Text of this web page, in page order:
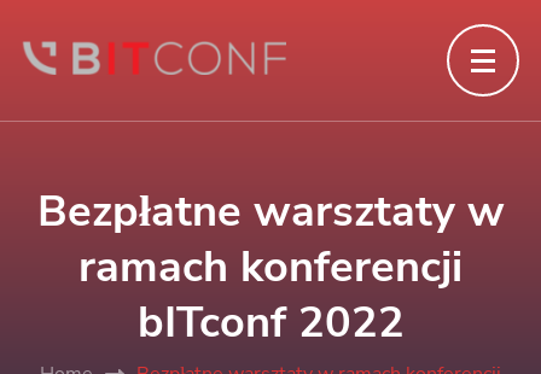
Bezpłatne warsztaty w
ramach konferencji
bITconf 2022